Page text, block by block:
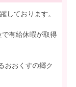
しております。
有給休暇が取得
おおくすの郷ク